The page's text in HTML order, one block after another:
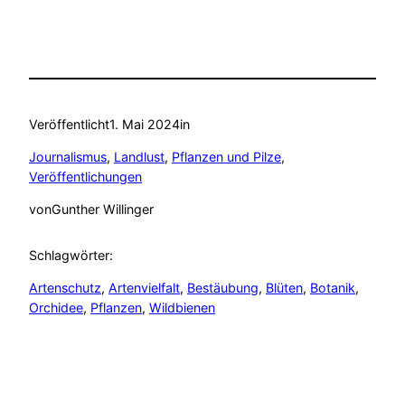
Veröffentlicht1. Mai 2024in
Journalismus, Landlust, Pflanzen und Pilze
Veröffentlichungen
vonGunther Willinger
Schlagwörter:
Artenschutz, Artenvielfalt, Bestäubung, Blüten, Botanik
Orchidee, Pflanzen, Wildbienen